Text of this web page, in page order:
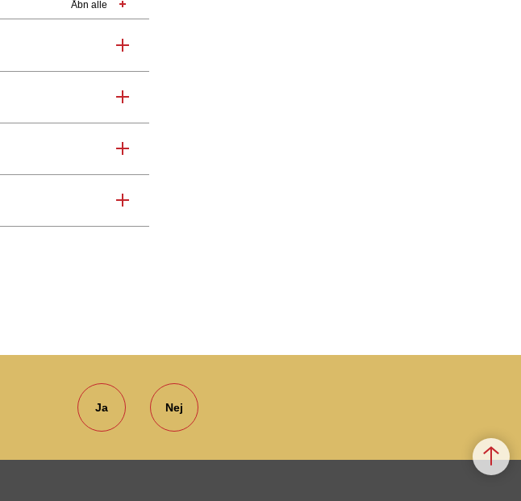
Åbn alle
Ja Nej